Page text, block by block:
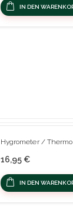
IN DEN
Hygrometer /
16,95 €
IN DEN